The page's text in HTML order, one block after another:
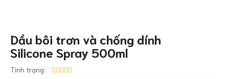
Dầu bôi trơn và chống dính
Silicone Spray 500ml
Tình trạng: